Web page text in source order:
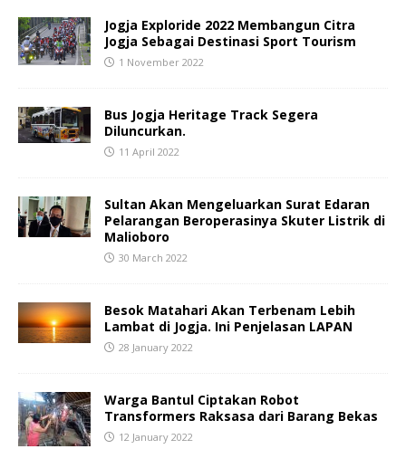
Jogja Exploride 2022 Membangun Citra
Jogja Sebagai Destinasi Sport Tourism
1 November 2022
Bus Jogja Heritage Track Segera
Diluncurkan.
11 April 2022
Sultan Akan Mengeluarkan Surat Edaran
Pelarangan Beroperasinya Skuter Listrik di
Malioboro
30 March 2022
Besok Matahari Akan Terbenam Lebih
Lambat di Jogja. Ini Penjelasan LAPAN
28 January 2022
Warga Bantul Ciptakan Robot
Transformers Raksasa dari Barang Bekas
12 January 2022